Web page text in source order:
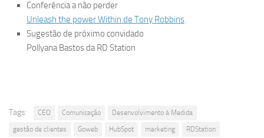
Conferência a não perder
Unleash the power Within de Tony Robbins
Sugestão de próximo convidado
Pollyana Bastos da RD Station
Tags: CEO Comunicação
Desenvolvimento à Medida
gestão de clientes
Goweb HubSpot marketing
RDStation